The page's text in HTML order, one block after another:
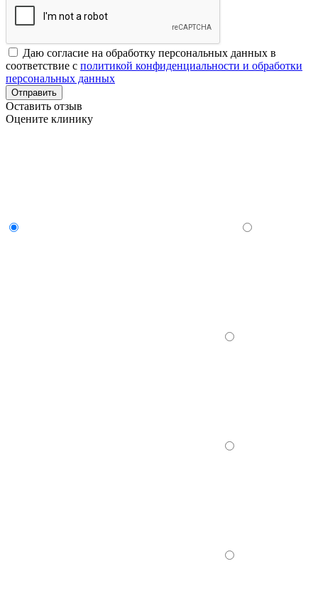
Даю согласие на обработку персональных данных в
соответствие с политикой конфиденциальности и обработки
персональных данных
Отправить
Оставить отзыв
Оцените клинику